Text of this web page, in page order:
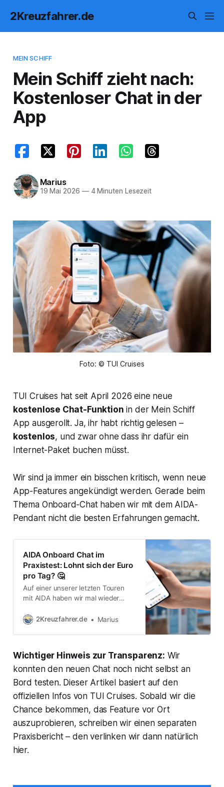
2Kreuzfahrer.de
MEIN SCHIFF
Mein Schiff zieht nach:
Kostenloser Chat in der
App
Marius
19 Mai 2026 —4 Minuten Lesezeit
Foto: © TUI Cruises
TUI Cruises hat seit April 2026 eine neue
kostenlose Chat-Funktion in der Mein Schiff
App ausgerollt. Ja, ihr habt richtig gelesen –
kostenlos, und zwar ohne dass ihr dafür ein
Internet-Paket buchen müsst.
Wir sind ja immer ein bisschen kritisch, wenn neue
App-Features angekündigt werden. Gerade beim
Thema Onboard-Chat haben wir mit dem AIDA-
Pendant nicht die besten Erfahrungen gemacht.
AIDA Onboard Chat im
Praxistest: Lohnt sich der Euro
pro Tag? 🤔
Auf einer unserer letzten Touren
mit AIDA haben wir mal wieder
Onboard Chat. Dieser Tarif ist mit
bereits das fünffache. Alle weiteren
Details zu den Internet-Tarife bei
AIDA findest du
2Kreuzfahrer.de Marius
Wichtiger Hinweis zur Transparenz: Wir
konnten den neuen Chat noch nicht selbst an
Bord testen. Dieser Artikel basiert auf den
offiziellen Infos von TUI Cruises. Sobald wir die
Chance bekommen, das Feature vor Ort
auszuprobieren, schreiben wir einen separaten
Praxisbericht – den verlinken wir dann natürlich
hier.